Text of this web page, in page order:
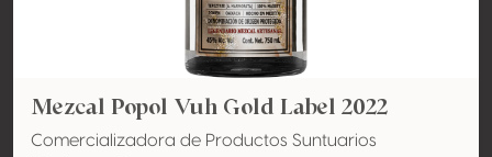
Mezcal Popol Vuh Gold Label 2022
Comercializadora de Productos Suntuarios